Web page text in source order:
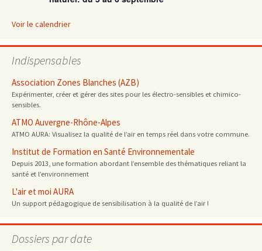
Voir le calendrier
Indispensables
Association Zones Blanches (AZB)
Expérimenter, créer et gérer des sites pour les électro-sensibles et chimico-
sensibles.
ATMO Auvergne-Rhône-Alpes
ATMO AURA: Visualisez la qualité de l’air en temps réel dans votre commune.
Institut de Formation en Santé Environnementale
Depuis 2013, une formation abordant l’ensemble des thématiques reliant la
santé et l’environnement
L'air et moi AURA
Un support pédagogique de sensibilisation à la qualité de l’air !
Dossiers par date